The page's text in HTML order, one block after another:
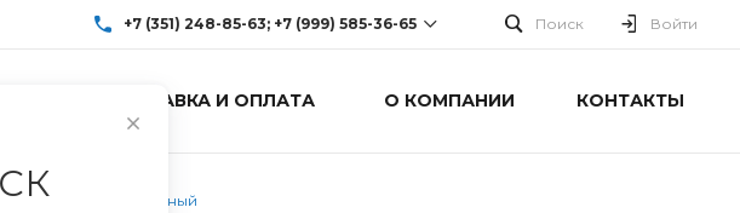
+7 (351) 248-85-63; +7 (999) 585-36-65
+7 (351) 248-85-63; +7 (999) 585-36-65
Поиск Войти
ДОСТАВКА И ОПЛАТА О КОМПАНИИ КОНТАКТЫ
400 (400 л.) напольный